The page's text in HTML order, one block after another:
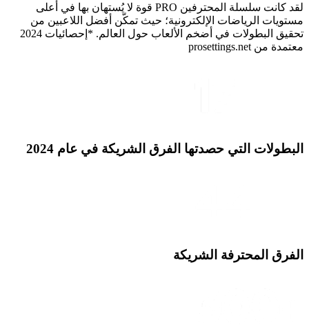
لقد كانت سلسلة المحترفين PRO قوة لا يُستهان بها في أعلى
مستويات الرياضات الإلكترونية؛ حيث تمكّن أفضل اللاعبين من
تحقيق البطولات في أضخم الألعاب حول العالم. *إحصائيات 2024
معتمدة من prosettings.net
البطولات التي حصدتها الفرق الشريكة في عام 2024
الفرق المحترفة الشريكة